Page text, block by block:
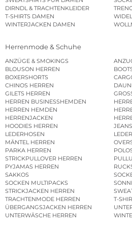
DIRNDL & TRACHTENKLEIDER
T-SHIRTS DAMEN
WINTERJACKEN DAMEN
Herrenmode & Schuhe
ANZÜGE & SMOKINGS
BLOUSON HERREN
BOXERSHORTS
CHINOS HERREN
GILETS HERREN
HERREN BUSINESSHEMDEN
HERREN HEMDEN
HERRENJACKEN
HOODIES HERREN
LEDERHOSEN
MÄNTEL HERREN
PARKA HERREN
STRICKPULLOVER HERREN
PYJAMAS HERREN
SAKKOS
SOCKEN MULTIPACKS
STRICKJACKEN HERREN
TRACHTENMODE HERREN
T-
ÜBERGANGSJACKEN HERREN
UNTERWÄSCHE HERREN